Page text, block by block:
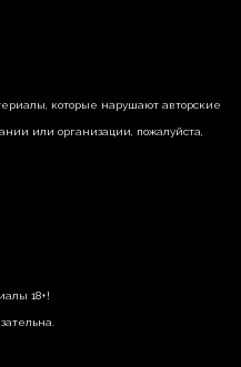
которые нарушают авторские
или организации, пожалуйста,
18+!